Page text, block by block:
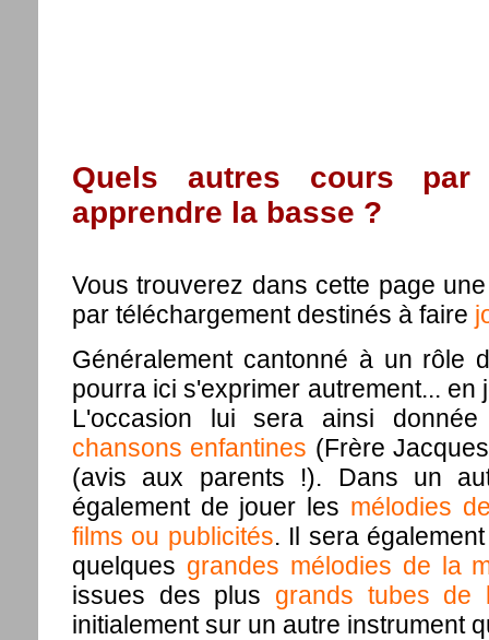
Quels autres cours par
apprendre la basse ?
Vous trouverez dans cette page
par téléchargement destinés à faire
Généralement cantonné à un rôle
pourra ici s'exprimer autrement...
L'occasion lui sera ainsi
chansons enfantines (Frère
(avis aux parents !). Dans un
également de jouer les mélodies
films ou publicités. Il sera
quelques grandes mélodies de la
issues des plus grands tubes de
initialement sur un autre instrument